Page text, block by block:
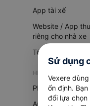
App tài xế
Website / App
riêng cho nhà xe
Tổng đài AI
HỆ THỐNG QUẢN
Phần mềm quản
App quản lý
Sử dụng
Vexere
ổn định.
đổi lựa chọn